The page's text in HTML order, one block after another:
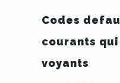
Codes
courants
voyants